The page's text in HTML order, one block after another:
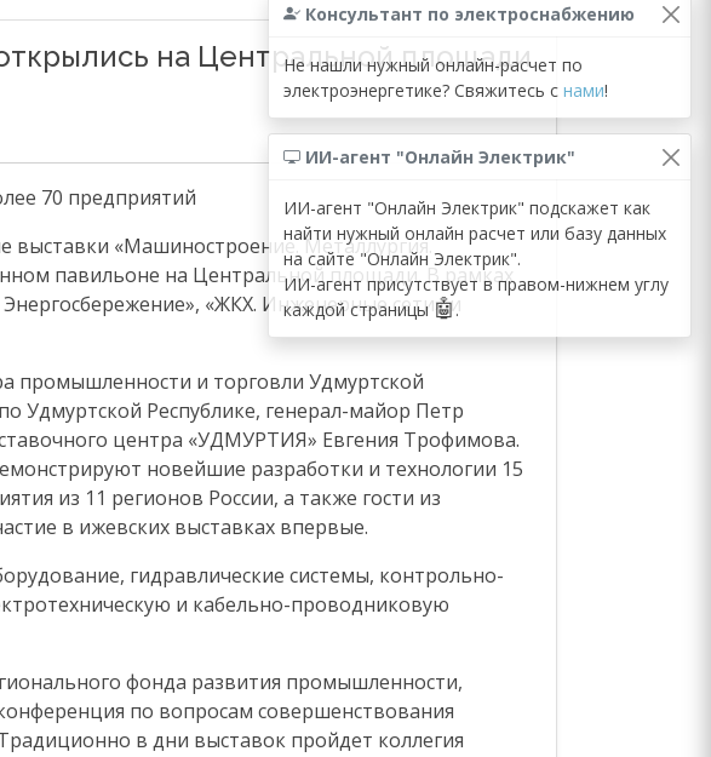
Консультант по электроснабжению
Не нашли нужный онлайн-расчет по
электроэнергетике? Свяжитесь с нами!
ИИ-агент "Онлайн Электрик"
ИИ-агент "Онлайн Электрик" подскажет как
найти нужный онлайн расчет или базу данных
на сайте "Онлайн Электрик".
ИИ-агент присутствует в правом-нижнем углу
каждой страницы🤖.
на Центральной площади
70 предприятий
выставки «Машиностроение. Металлургия.
павильоне на Центральной площади. В рамках
«ЖКХ. Инженерные сети» и
промышленности и торговли Удмуртской
Удмуртской Республике, генерал-майор Петр
центра «УДМУРТИЯ» Евгения Трофимова.
новейшие разработки и технологии 15
из 11 регионов России, а также гости из
в ижевских выставках впервые.
гидравлические системы, контрольно-
и кабельно-проводниковую
фонда развития промышленности,
по вопросам совершенствования
в дни выставок пройдет коллегия